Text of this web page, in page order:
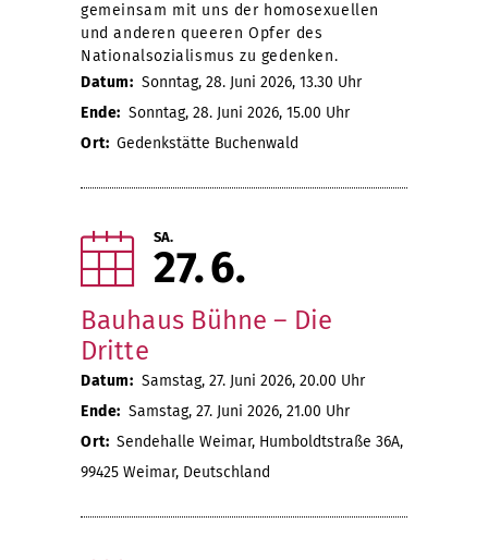
gemeinsam mit uns der homosexuellen
und anderen queeren Opfer des
Nationalsozialismus zu gedenken.
Datum: Sonntag, 28. Juni 2026, 13.30 Uhr
Ende: Sonntag, 28. Juni 2026, 15.00 Uhr
Ort: Gedenkstätte Buchenwald
SA.
27 6
Bauhaus Bühne – Die
Dritte
Datum: Samstag, 27. Juni 2026, 20.00 Uhr
Ende: Samstag, 27. Juni 2026, 21.00 Uhr
Ort: Sendehalle Weimar, Humboldtstraße 36A,
99425 Weimar, Deutschland